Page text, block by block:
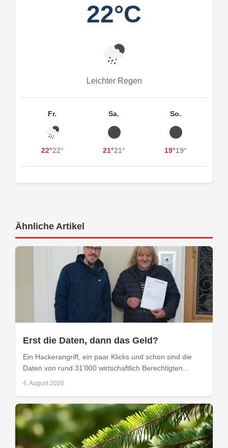
22°C
Leichter Regen
Fr.
22°22°
Sa.
21°21°
So.
19°19°
Ähnliche Artikel
Erst die Daten, dann das Geld?
Ein Hackerangriff, ein paar Klicks und schon sind die
Daten von rund 31’000 wirtschaftlich Berechtigten...
4. August 2026